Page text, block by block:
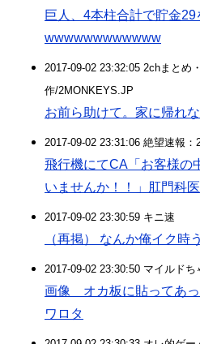
巨人、4本柱合計で貯金29
wwwwwwwwwwww
2017-09-02 23:32:05 2chまとめ
作/2MONKEYS.JP
お前ら助けて。家に帰れ
2017-09-02 23:31:06 絶望速報
飛行機にてCA「お客様の
いませんか！！」肛門科
2017-09-02 23:30:59 キニ速
（再掲） なんか俺イク時
2017-09-02 23:30:50 マイルドち
画像 オカ板に貼ってあ
ワロタ